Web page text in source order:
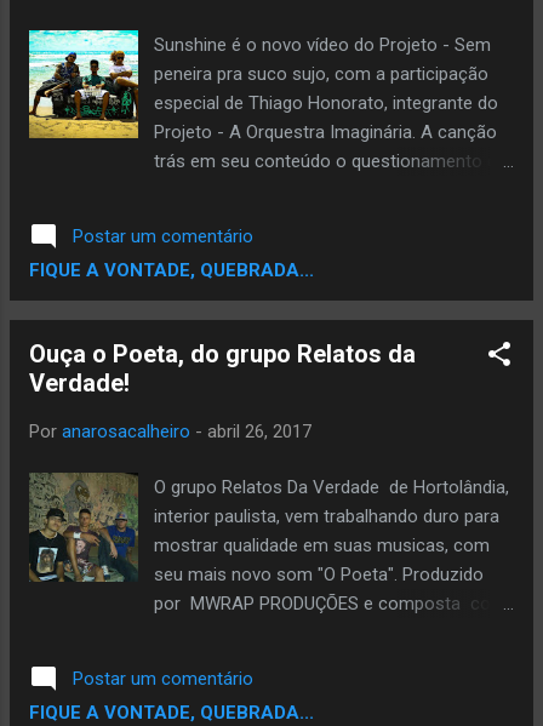
Sunshine é o novo vídeo do Projeto - Sem
peneira pra suco sujo, com a participação
especial de Thiago Honorato, integrante do
Projeto - A Orquestra Imaginária. A canção
trás em seu conteúdo o questionamento da
natureza passa despercebida em nossas
vidas. A track foi gravada, mixada e
masterizada ano passado no Estúdio da
Hamilton Tenório (aka Dj Novato) e a letra de
coletivamente. A letra já existia há um tempo
visualizávamos algumas locações.
Discutimos as possibilidades e resolvemos
fazer as gravações num litoral próximo as
nossas cidades de origem (Recife/Olinda).
Escolhemos a praia de Itapuama e Calhetas.
Caranguejo Uçá, foi de lá que veio todo
equipamento (Cameras, lentes, rebatedores
Postar um comentário
FIQUE A VONTADE, QUEBRADA...
Ouça o Poeta, do grupo Relatos da
Verdade!
Por anarosacalheiro - abril 26, 2017
O grupo Relatos Da Verdade de Hortolândia,
interior paulista, vem trabalhando duro para
mostrar qualidade em suas musicas, com
seu mais novo som "O Poeta". Produzido
por MWRAP PRODUÇÕES e composta com
abaixo:
Postar um comentário
FIQUE A VONTADE, QUEBRADA...